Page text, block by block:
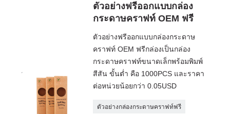
ตัวอย่างฟรีออกแบบกล่อง
กระดาษคราฟท์ OEM ฟรี
ตัวอย่างฟรีออกแบบกล่องกระดาษ
คราฟท์ OEM ฟรีกล่องเป็นกล่อง
กระดาษคราฟท์ขนาดเล็กพร้อมพิมพ์
สีสัน ขั้นต่ำ คือ 1000PCS และราคา
ต่อหน่วยน้อยกว่า 0.05USD
ตัวอย่างกล่องกระดาษคราฟท์ฟรี